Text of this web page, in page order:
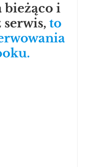
bieżąco i
serwis, to